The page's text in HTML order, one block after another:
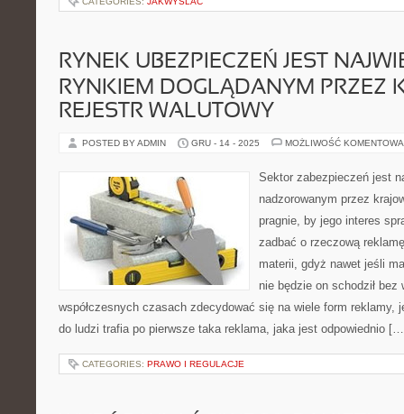
RYNEK UBEZPIECZEŃ JEST
RYNKIEM DOGLĄDANYM PRZEZ
REJESTR WALUTOWY
POSTED BY ADMIN GRU - 14 - 2025 MOŻLIWOŚĆ
Sektor zabezpieczeń jest
nadzorowanym przez
pragnie, by jego interes
zadbać o rzeczową
materii, gdyż nawet jeśli
nie będzie on schodził
współczesnych czasach zdecydować się na wiele form reklamy,
do ludzi trafia po pierwsze taka reklama, jaka jest odpowiednio
CATEGORIES: PRAWO I REGULACJE